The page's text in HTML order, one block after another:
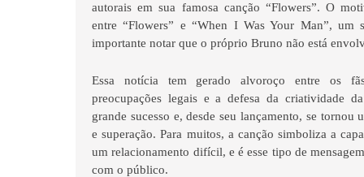
autorais em sua famosa canção “Flowers”. O
entre “Flowers” e “When I Was Your Man”, um
importante notar que o próprio Bruno não está
Essa notícia tem gerado alvoroço entre os
preocupações legais e a defesa da criatividade
grande sucesso e, desde seu lançamento, se tornou
e superação. Para muitos, a canção simboliza a
um relacionamento difícil, e é esse tipo de
com o público.